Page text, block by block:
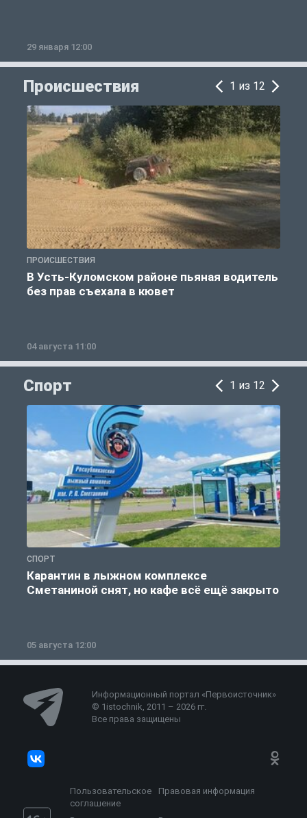
29 января 12:00
Происшествия 1 из 12
ПРОИСШЕСТВИЯ
В Усть-Куломском районе пьяная водитель
без прав съехала в кювет
04 августа 11:00
Спорт 1 из 12
СПОРТ
Карантин в лыжном комплексе
Сметаниной снят, но кафе всё ещё закрыто
05 августа 12:00
Информационный портал «Первоисточник»
© 1istochnik, 2011 – 2026 гг.
Все права защищены
Пользовательское
соглашение
Правовая информация